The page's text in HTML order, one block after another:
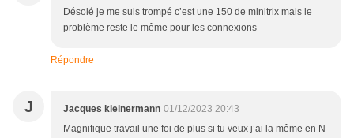
Désolé je me suis trompé c’est une 150 de minitrix mais le
problème reste le même pour les connexions
Répondre
J Jacques kleinermann 01/12/2023 20:43
Magnifique travail une foi de plus si tu veux j’ai la même en N